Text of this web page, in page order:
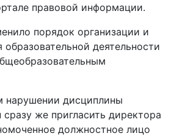
правовой информации.
порядок организации и
деятельности
нарушении дисциплины
сразу же пригласить директора
должностное лицо